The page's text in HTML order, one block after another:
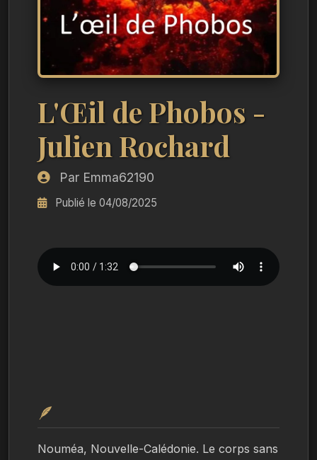
L'Œil de Phobos -
Julien Rochard
Par Emma62190
Publié le 04/08/2025
🪶
Nouméa, Nouvelle-Calédonie. Le corps sans